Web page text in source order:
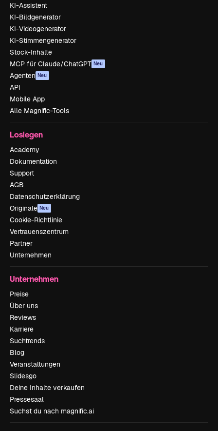
KI-Assistent
KI-Bildgenerator
KI-Videogenerator
KI-Stimmengenerator
Stock-Inhalte
MCP für Claude/ChatGPT Neu
Agenten Neu
API
Mobile App
Alle Magnific-Tools
Loslegen
Academy
Dokumentation
Support
AGB
Datenschutzerklärung
Originale Neu
Cookie-Richtlinie
Vertrauenszentrum
Partner
Unternehmen
Unternehmen
Preise
Über uns
Reviews
Karriere
Suchtrends
Blog
Veranstaltungen
Slidesgo
Deine Inhalte verkaufen
Pressesaal
Suchst du nach magnific.ai